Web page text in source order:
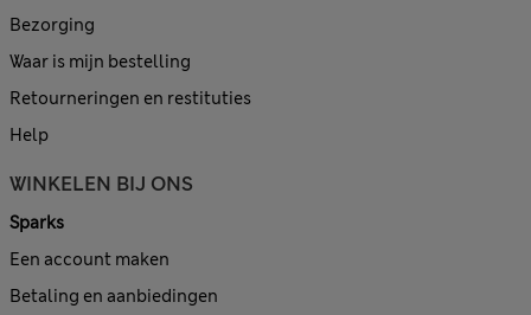
Bezorging
Waar is mijn bestelling
Retourneringen en restituties
Help
WINKELEN BIJ ONS
Sparks
Een account maken
Betaling en aanbiedingen